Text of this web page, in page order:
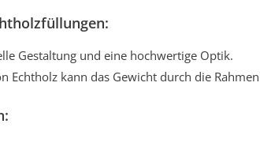
Gestaltung und eine hochwertige Optik.
Echtholz kann das Gewicht durch die